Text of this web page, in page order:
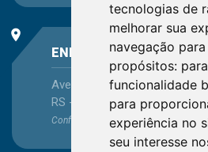
tecnologias de
melhorar sua
navegação
propósitos:
funcionalidade
para
experiência no
seu interesse
place
ENDEREÇO
Avenida Itaqui, 45, Bairro
RS - CEP 90460-140
Confira as demaislocalizações no